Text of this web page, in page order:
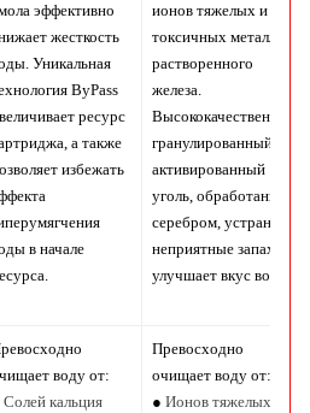
эффективно
жесткость
Уникальная
ByPass
ресурс
а также
избежать
в начале
ионов тяжелых и
токсичных металлов,
растворенного
железа.
Высококачественный
гранулированный
активированный
уголь, обработанный
серебром, устраняет
неприятные запахи,
улучшает вкус воды.
воду от:
Солей кальция
Превосходно
очищает воду от:
● Ионов тяжелых и